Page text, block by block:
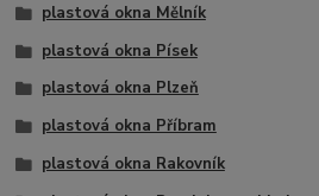
plastová okna Mělník
plastová okna Písek
plastová okna Plzeň
plastová okna Příbram
plastová okna Rakovník